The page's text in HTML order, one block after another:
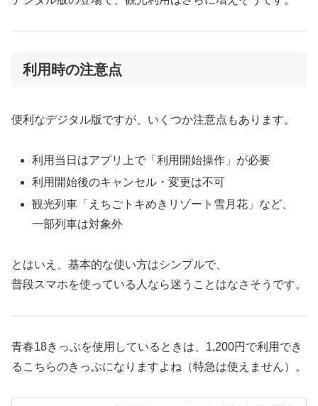
利用時の注意点
便利なデジタル版ですが、いくつか注意点もあります。
利用当日はアプリ上で「利用開始操作」が必要
利用開始後のキャンセル・変更は不可
観光列車「えちごトキめきリゾート雪月花」など、
一部列車は対象外
とはいえ、基本的な使い方はシンプルで、
普段スマホを使っている人なら迷うことはなさそうです。
青春18きっぷを使用しているときは、1,200円で利用でき
るこちらのきっぷになりますよね（特急は使えません）。